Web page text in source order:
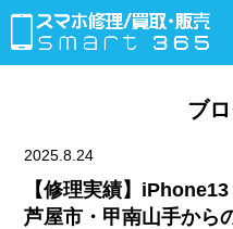
ブ
2025.8.24
【修理実績】
芦屋市・甲南山手から